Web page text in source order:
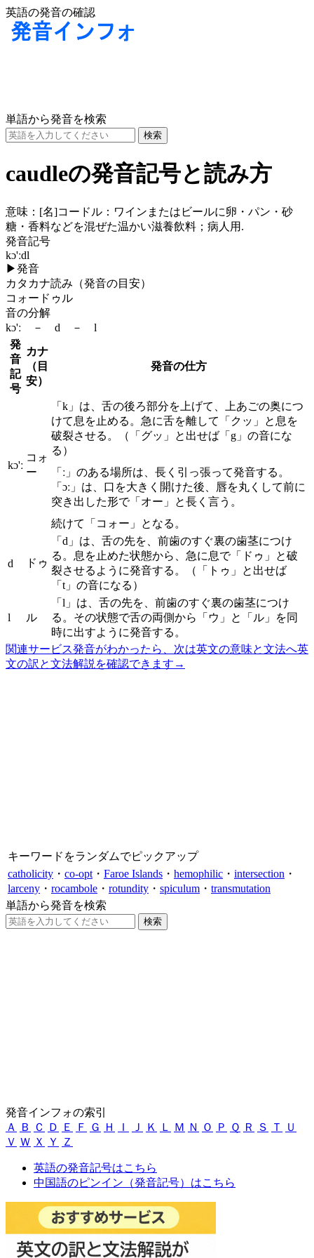
英語の発音の確認
単語から発音を検索
caudleの発音記号と読み方
意味： [名]コードル：ワインまたはビールに卵・パン・砂
糖・香料などを混ぜた温かい滋養飲料；病人用.
発音記号
kɔ'ːdl
▶発音
カタカナ読み（発音の目安）
コォードゥル
音の分解
kɔ'ː － d － l
発
音
記
号
カナ
（目
安）
発音の仕方
kɔ'ː
コォ
ー
「k」は、舌の後ろ部分を上げて、上あごの奥につ
けて息を止める。急に舌を離して「クッ」と息を
破裂させる。（「グッ」と出せば「g」の音にな
る）
「ː」のある場所は、長く引っ張って発音する。
「ɔː」は、口を大きく開けた後、唇を丸くして前に
突き出した形で「オー」と長く言う。
続けて「コォー」となる。
d ドゥ
「d」は、舌の先を、前歯のすぐ裏の歯茎につけ
る。息を止めた状態から、急に息で「ドゥ」と破
裂させるように発音する。（「トゥ」と出せば
「t」の音になる）
l ル
「l」は、舌の先を、前歯のすぐ裏の歯茎につけ
る。その状態で舌の両側から「ウ」と「ル」を同
時に出すように発音する。
関連サービス発音がわかったら、次は英文の意味と文法へ英
文の訳と文法解説を確認できます →
キーワードをランダムでピックアップ
catholicity ・ co-opt ・ Faroe Islands ・ hemophilic ・ intersection ・
larceny ・ rocambole ・ rotundity ・ spiculum ・ transmutation
単語から発音を検索
発音インフォの索引
Ａ
Ｂ Ｃ Ｄ Ｅ Ｆ Ｇ Ｈ Ｉ Ｊ Ｋ Ｌ Ｍ Ｎ Ｏ Ｐ Ｑ Ｒ Ｓ Ｔ
Ｕ
Ｖ Ｗ Ｘ Ｙ Ｚ
英語の発音記号はこちら
中国語のピンイン（発音記号）はこちら